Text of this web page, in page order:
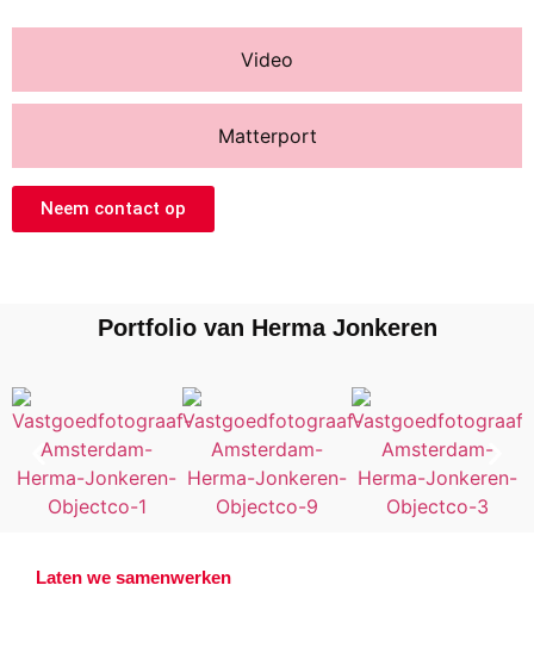
Video
Matterport
Neem contact op
Portfolio van Herma Jonkeren
Laten we samenwerken